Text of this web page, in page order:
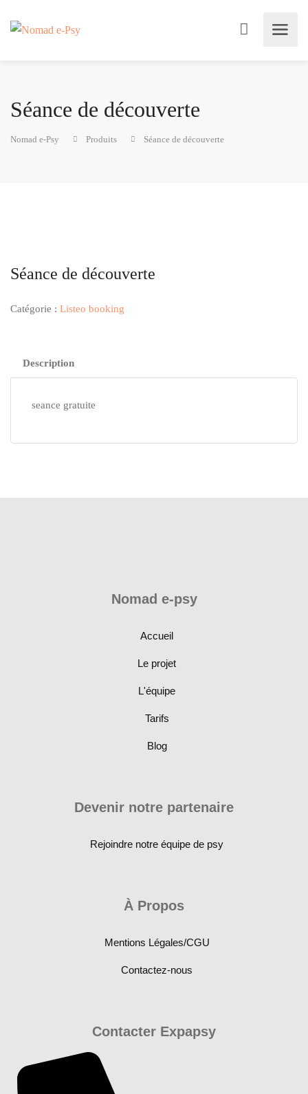
Séance de découverte
Nomad e-Psy Produits Séance de découverte
Séance de découverte
Catégorie : Listeo booking
Description
seance gratuite
Nomad e-psy
Accueil
Le projet
L'équipe
Tarifs
Blog
Devenir notre partenaire
Rejoindre notre équipe de psy
À Propos
Mentions Légales/CGU
Contactez-nous
Contacter Expapsy